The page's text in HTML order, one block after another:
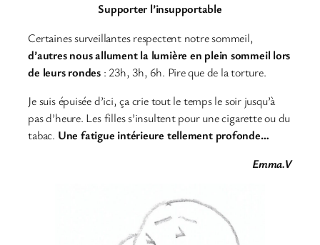
Supporter l’insupportable
Certaines surveillantes respectent notre sommeil,
d’autres nous allument la lumière en plein sommeil lors
de leurs rondes : 23h, 3h, 6h. Pire que de la torture.
Je suis épuisée d’ici, ça crie tout le temps le soir jusqu’à
pas d’heure. Les filles s’insultent pour une cigarette ou du
tabac. Une fatigue intérieure tellement profonde…
Emma.V